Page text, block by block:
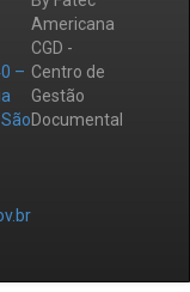
–
Americana
CGD -
Centro de
Gestão
Documental